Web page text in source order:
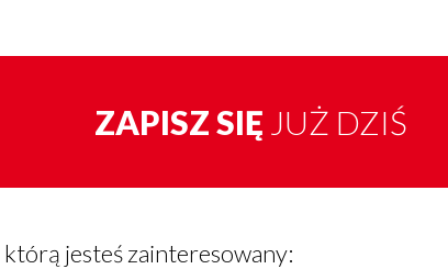
ZAPISZ SIĘ JUŻ DZIŚ
którą jesteś zainteresowany: